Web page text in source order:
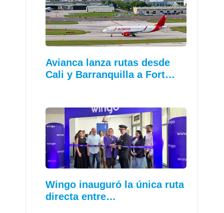
Avianca lanza rutas desde
Cali y Barranquilla a Fort…
Wingo inauguró la única ruta
directa entre…